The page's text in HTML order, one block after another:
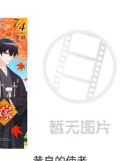
第02集